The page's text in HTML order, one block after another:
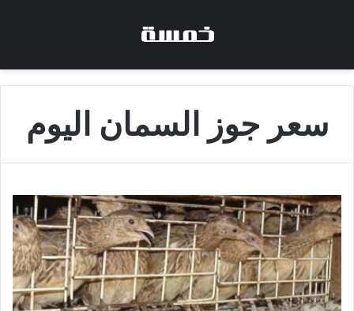
سعر جوز السمان اليوم